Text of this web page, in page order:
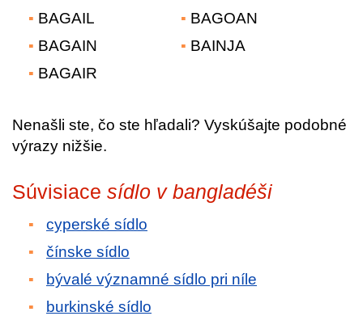
BAGAIL
BAGAIN
BAGAIR
BAGOAN
BAINJA
Nenašli ste, čo ste hľadali? Vyskúšajte podobné
výrazy nižšie.
Súvisiace sídlo v bangladéši
cyperské sídlo
čínske sídlo
bývalé významné sídlo pri níle
burkinské sídlo